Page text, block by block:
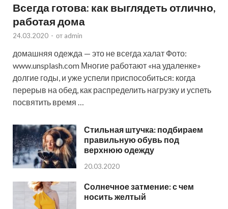
Всегда готова: как выглядеть отлично,
работая дома
24.03.2020 - от admin
домашняя одежда — это не всегда халат Фото:
www.unsplash.com Многие работают «на удаленке»
долгие годы, и уже успели приспособиться: когда
перерыв на обед, как распределить нагрузку и успеть
посвятить время …
Стильная штучка: подбираем
правильную обувь под
верхнюю одежду
20.03.2020
Солнечное затмение: с чем
носить желтый